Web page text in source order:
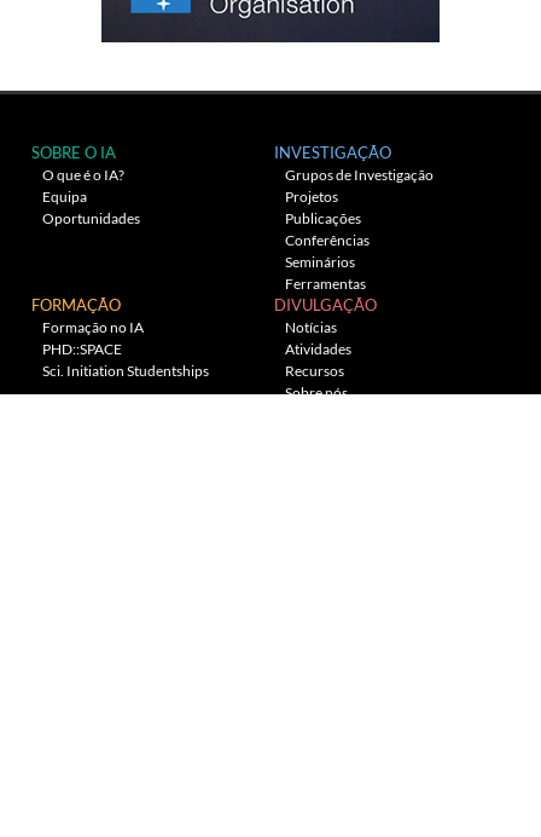
SOBRE O IA
O que é o IA?
Equipa
Oportunidades
INVESTIGAÇÃO
Grupos de Investigação
Projetos
Publicações
Conferências
Seminários
Ferramentas
FORMAÇÃO
Formação no IA
PHD::SPACE
Sci. Initiation Studentships
DIVULGAÇÃO
Notícias
Atividades
Recursos
Sobre nós